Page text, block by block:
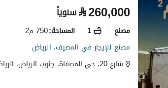
⃁260,000 سنوياً
مصنع 1 المساحة:750 م2
مصنع للإيجار في المصيف، الرياض
شارع 20، حي المصفاة، جنوب الرياض، الرياض